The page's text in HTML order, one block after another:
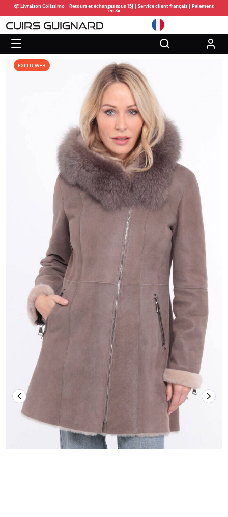
📦 Livraison Colissimo | Retours et échanges sous 15j | Service client français | Paiement
en 3x
EXCLU WEB